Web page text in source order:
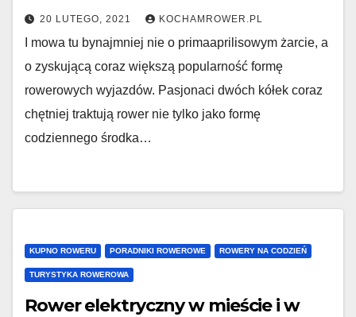
20 LUTEGO, 2021 KOCHAMROWER.PL
I mowa tu bynajmniej nie o primaaprilisowym żarcie, a
o zyskującą coraz większą popularność formę
rowerowych wyjazdów. Pasjonaci dwóch kółek coraz
chętniej traktują rower nie tylko jako formę
codziennego środka…
KUPNO ROWERU PORADNIKI ROWEROWE ROWERY NA CODZIEŃ
TURYSTYKA ROWEROWA
Rower elektryczny w mieście i w